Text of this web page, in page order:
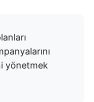
yönetmek